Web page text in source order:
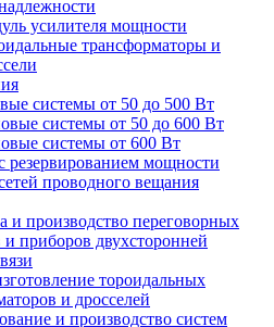
усилителя мощности
трансформаторы и
системы от 50 до 500 Вт
системы от 50 до 600 Вт
системы от 600 Вт
резервированием мощности
проводного вещания
и производство переговорных
и приборов двухсторонней
тороидальных
и дросселей
и производство систем